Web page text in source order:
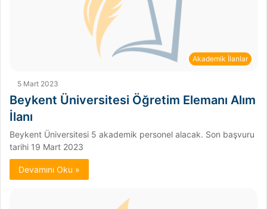
Akademik İlanlar
5 Mart 2023
Beykent Üniversitesi Öğretim Elemanı Alım
İlanı
Beykent Üniversitesi 5 akademik personel alacak. Son başvuru
tarihi 19 Mart 2023
Devamını Oku »